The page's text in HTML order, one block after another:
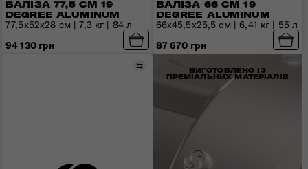
ВАЛІЗА 77,5 СМ 19
DEGREE ALUMINUM
77,5x52x28 см | 7,3 кг | 84 л
94 130 грн
ВАЛІЗА 66 СМ 19
DEGREE ALUMINUM
66x45,5x25,5 см | 6,41 кг | 55 л
87 670 грн
Порівняти
ВИГОТОВЛЕНО ІЗ
ПРЕМІАЛЬНИХ МАТЕРІАЛІВ